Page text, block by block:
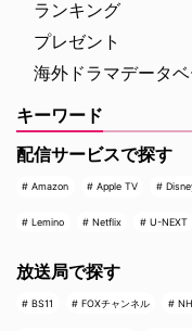
ランキング
プレゼント
海外ドラマデータ
キーワード
配信サービスで探す
Amazon Apple TV
Lemino Netflix U-NEXT
放送局で探す
BS11 FOXチャンネル